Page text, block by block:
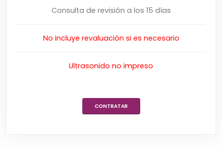
Consulta de revisión a los 15 días
No incluye revaluación si es necesario
Ultrasonido no impreso
CONTRATAR